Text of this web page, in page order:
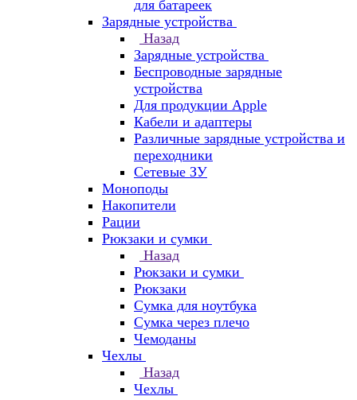
для батареек
Зарядные устройства
Назад
Зарядные устройства
Беспроводные зарядные
устройства
Для продукции Apple
Кабели и адаптеры
Различные зарядные устройства и
переходники
Сетевые ЗУ
Моноподы
Накопители
Рации
Рюкзаки и сумки
Назад
Рюкзаки и сумки
Рюкзаки
Сумка для ноутбука
Сумка через плечо
Чемоданы
Чехлы
Назад
Чехлы